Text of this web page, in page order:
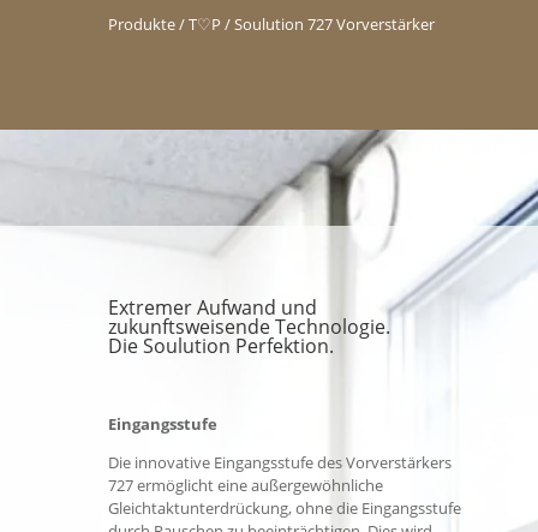
Produkte / T♡P / Soulution 727 Vorverstärker
Extremer Aufwand und
zukunftsweisende Technologie.
Die Soulution Perfektion.
Eingangsstufe
Die innovative Eingangsstufe des Vorverstärkers
727 ermöglicht eine außergewöhnliche
Gleichtaktunterdrückung, ohne die Eingangsstufe